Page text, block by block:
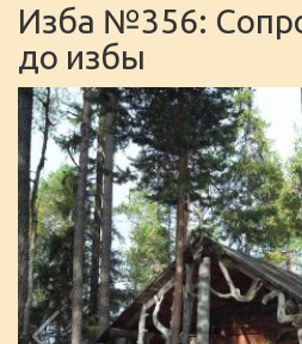
Изба №356:
до избы